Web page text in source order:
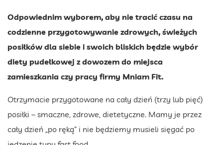
Odpowiednim wyborem, aby nie tracić czasu na
codzienne przygotowywanie zdrowych, świeżych
posiłków dla siebie i swoich bliskich będzie wybór
diety pudełkowej z dowozem do miejsca
zamieszkania czy pracy firmy Mniam Fit.
Otrzymacie przygotowane na cały dzień (trzy lub pięć)
posiłki – smaczne, zdrowe, dietetyczne. Mamy je przez
cały dzień „po ręką” i nie będziemy musieli sięgać po